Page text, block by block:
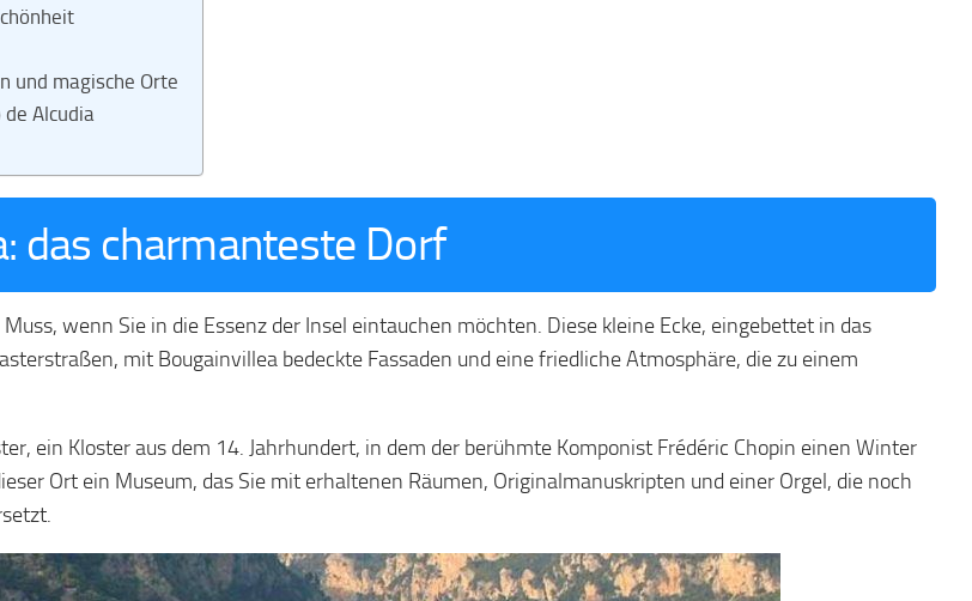
und magische Orte
Alcudia
das charmanteste Dorf
Muss, wenn Sie in die Essenz der Insel eintauchen möchten. Diese kleine Ecke, eingebettet in das
mit Bougainvillea bedeckte Fassaden und eine friedliche Atmosphäre, die zu einem
ein Kloster aus dem 14. Jahrhundert, in dem der berühmte Komponist Frédéric Chopin einen Winter
Ort ein Museum, das Sie mit erhaltenen Räumen, Originalmanuskripten und einer Orgel, die noch